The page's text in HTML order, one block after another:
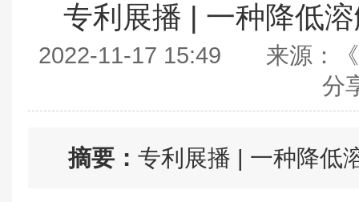
专利展播 | 一种降低
2022-11-17 15:49 来源
分
摘要： 专利展播 | 一种降低